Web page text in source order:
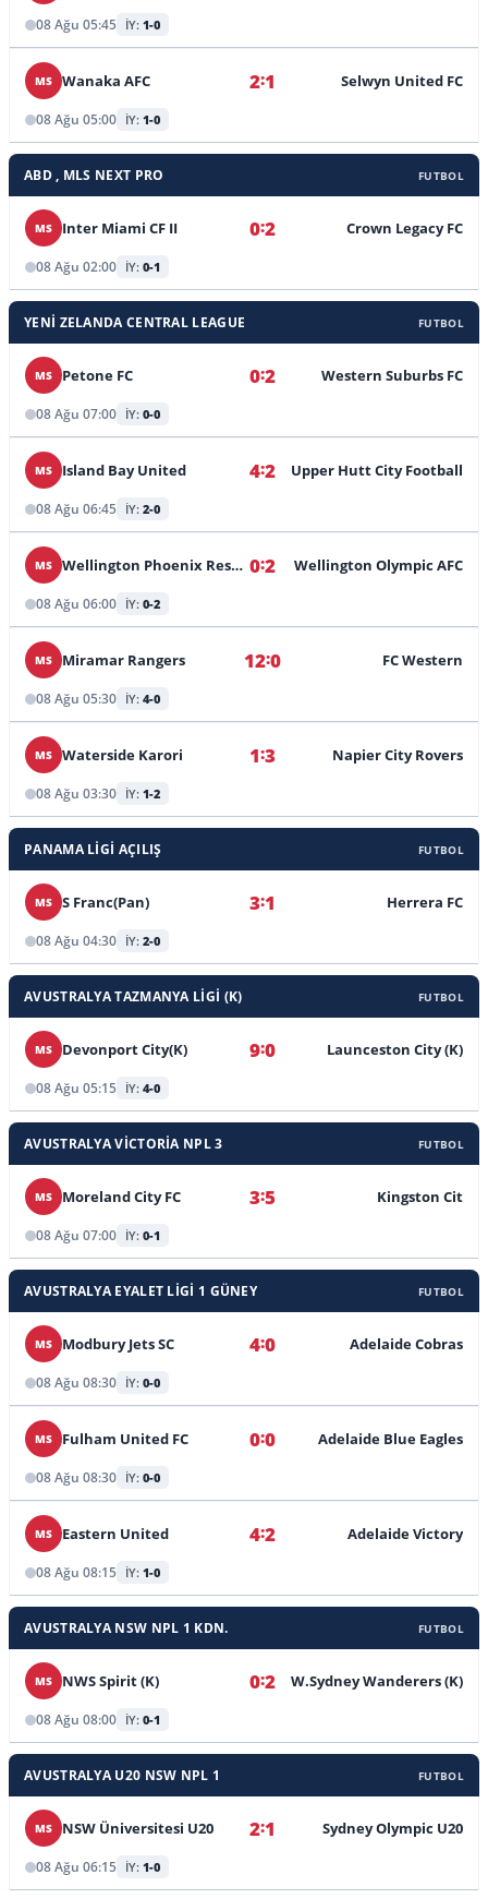
08 Ağu 05:45 İY: 1-0
MS Wanaka AFC 2:1 Selwyn United FC
08 Ağu 05:00 İY: 1-0
ABD , MLS NEXT PRO FUTBOL
MS Inter Miami CF II 0:2 Crown Legacy FC
08 Ağu 02:00 İY: 0-1
YENI ZELANDA CENTRAL LEAGUE FUTBOL
MS Petone FC 0:2 Western Suburbs FC
08 Ağu 07:00 İY: 0-0
MS Island Bay United 4:2 Upper Hutt City Football
08 Ağu 06:45 İY: 2-0
MS Wellington Phoenix Reserves 0:2 Wellington Olympic AFC
08 Ağu 06:00 İY: 0-2
MS Miramar Rangers 12:0 FC Western
08 Ağu 05:30 İY: 4-0
MS Waterside Karori 1:3 Napier City Rovers
08 Ağu 03:30 İY: 1-2
PANAMA LIGI AÇILIŞ FUTBOL
MS S Franc(Pan) 3:1 Herrera FC
08 Ağu 04:30 İY: 2-0
AVUSTRALYA TAZMANYA LIGI (K) FUTBOL
MS Devonport City(K) 9:0 Launceston City (K)
08 Ağu 05:15 İY: 4-0
AVUSTRALYA VICTORIA NPL 3 FUTBOL
MS Moreland City FC 3:5 Kingston Cit
08 Ağu 07:00 İY: 0-1
AVUSTRALYA EYALET LIGI 1 GÜNEY FUTBOL
MS Modbury Jets SC 4:0 Adelaide Cobras
08 Ağu 08:30 İY: 0-0
MS Fulham United FC 0:0 Adelaide Blue Eagles
08 Ağu 08:30 İY: 0-0
MS Eastern United 4:2 Adelaide Victory
08 Ağu 08:15 İY: 1-0
AVUSTRALYA NSW NPL 1 KDN. FUTBOL
MS NWS Spirit (K) 0:2 W.Sydney Wanderers (K)
08 Ağu 08:00 İY: 0-1
AVUSTRALYA U20 NSW NPL 1 FUTBOL
MS NSW Üniversitesi U20 2:1 Sydney Olympic U20
08 Ağu 06:15 İY: 1-0